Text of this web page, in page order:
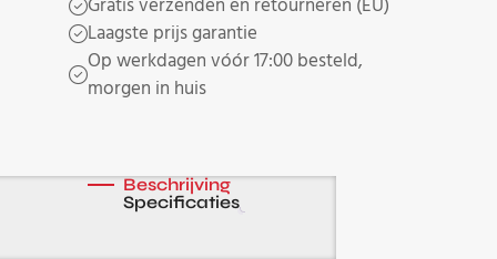
Laagste prijs garantie
Op werkdagen vóór 17:00 besteld,
morgen in huis
Beschrijving
Specificaties